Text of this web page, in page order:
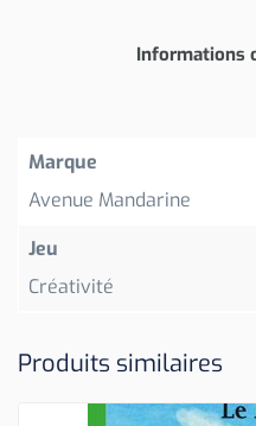
Informations
Marque
Avenue Mandarine
Jeu
Créativité
Produits similaires